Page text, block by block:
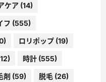
ケア (14)
フ (555)
ロリポップ (19)
時計 (555)
剤 (59) 脱毛 (26)